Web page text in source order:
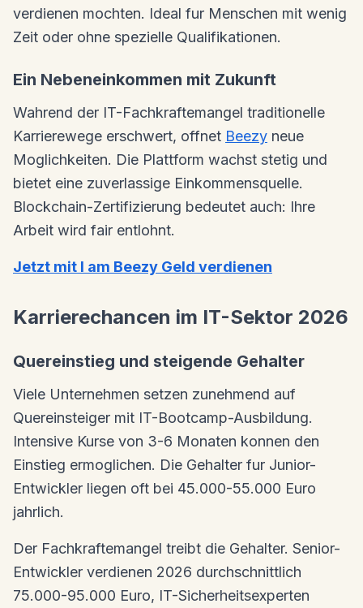
verdienen mochten. Ideal fur Menschen mit wenig
Zeit oder ohne spezielle Qualifikationen.
Ein Nebeneinkommen mit Zukunft
Wahrend der IT-Fachkraftemangel traditionelle
Karrierewege erschwert, offnet Beezy neue
Moglichkeiten. Die Plattform wachst stetig und
bietet eine zuverlassige Einkommensquelle.
Blockchain-Zertifizierung bedeutet auch: Ihre
Arbeit wird fair entlohnt.
Jetzt mit I am Beezy Geld verdienen
Karrierechancen im IT-Sektor 2026
Quereinstieg und steigende Gehalter
Viele Unternehmen setzen zunehmend auf
Quereinsteiger mit IT-Bootcamp-Ausbildung.
Intensive Kurse von 3-6 Monaten konnen den
Einstieg ermoglichen. Die Gehalter fur Junior-
Entwickler liegen oft bei 45.000-55.000 Euro
jahrlich.
Der Fachkraftemangel treibt die Gehalter. Senior-
Entwickler verdienen 2026 durchschnittlich
75.000-95.000 Euro, IT-Sicherheitsexperten